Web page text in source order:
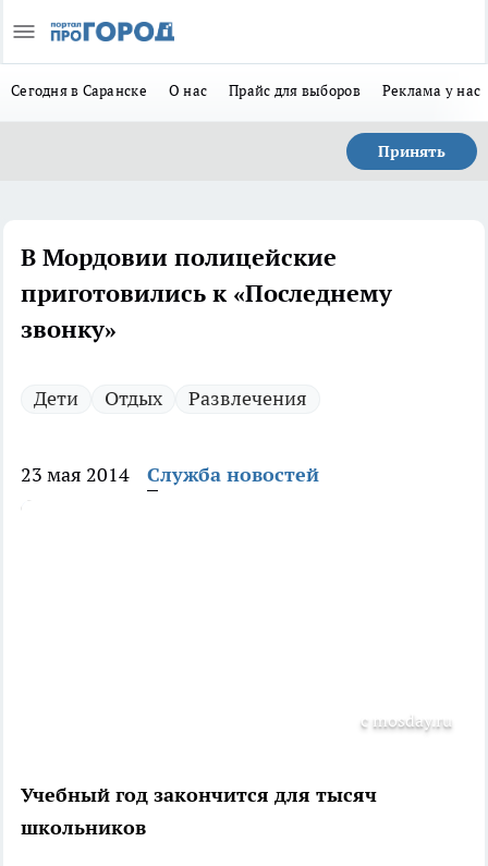
Сегодня в Саранске О нас Прайс для выборов Реклама у нас
Принять
В Мордовии полицейские
приготовились к «Последнему
звонку»
Дети Отдых Развлечения
23 мая 2014 Служба новостей
с mosday.ru
Учебный год закончится для тысяч
школьников